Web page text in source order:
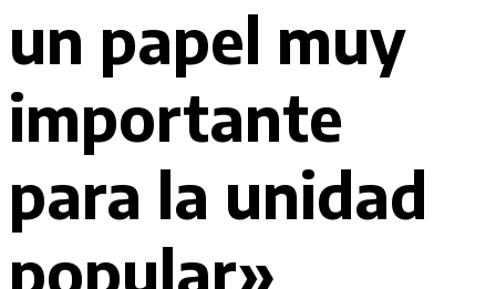
un papel muy
importante
para la unidad
popular»